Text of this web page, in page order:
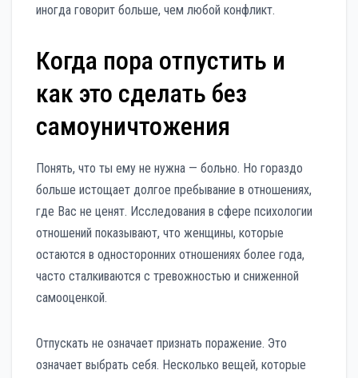
иногда говорит больше, чем любой конфликт.
Когда пора отпустить и
как это сделать без
самоуничтожения
Понять, что ты ему не нужна — больно. Но гораздо
больше истощает долгое пребывание в отношениях,
где Вас не ценят. Исследования в сфере психологии
отношений показывают, что женщины, которые
остаются в односторонних отношениях более года,
часто сталкиваются с тревожностью и сниженной
самооценкой.
Отпускать не означает признать поражение. Это
означает выбрать себя. Несколько вещей, которые